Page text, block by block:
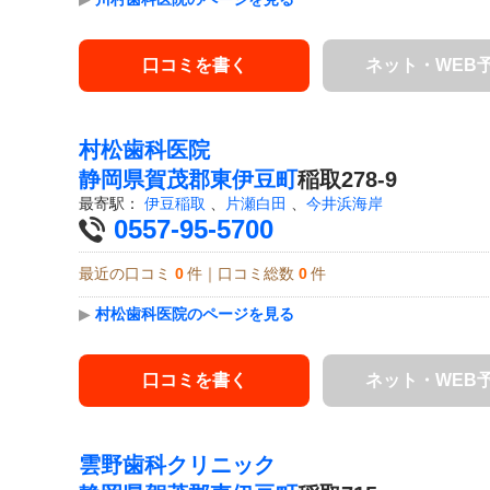
口コミを書く ネット・WEB
村松歯科医院
静岡県賀茂郡東伊豆町稲取278-9
最寄駅： 伊豆稲取 片瀬白田 今井浜海岸
0557-95-5700
最近の口コミ 0 件｜口コミ総数 0 件
▶ 村松歯科医院のページを見る
口コミを書く ネット・WEB
雲野歯科クリニック